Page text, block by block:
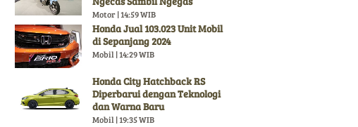
Motor | 14:59 WIB
Honda Jual 103.023 Unit Mobil
di Sepanjang 2024
Mobil | 14:29 WIB
Honda City Hatchback RS
Diperbarui dengan Teknologi
dan Warna Baru
Mobil | 19:35 WIB